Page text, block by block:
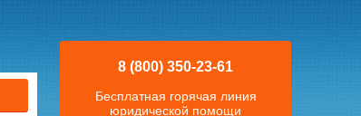
8 (800) 350-23-61
Бесплатная горячая линия
юридической помощи